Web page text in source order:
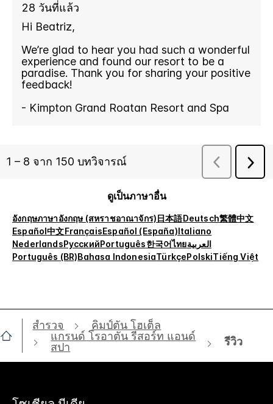
ดูเป็นภาษาอื่น
อังกฤษภาษาอังกฤษ (สหราชอาณาจักร)日本語Deutsch繁體中文
Español中文FrançaisEspañol (España)Italiano
NederlandsРусскийPortuguês한국어ไทยالعربية
Português (BR)Bahasa IndonesiaTürkçePolskiTiếng Việt
สำรวจ
คิมป์ตัน โฮเต็ล
แกรนด์ โรอาตัน รีสอร์ท แอนด์
สปา
รีวิว